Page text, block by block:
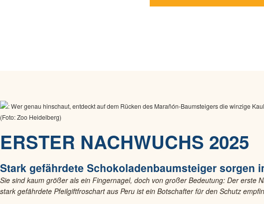
ERSTER NACHWUCHS 2025
Stark gefährdete Schokoladenbaumsteiger sorgen
Sie sind kaum größer als ein Fingernagel, doch von großer Bedeutung: Der erste
stark gefährdete Pfeilgiftfroschart aus Peru ist ein Botschafter für den Schutz